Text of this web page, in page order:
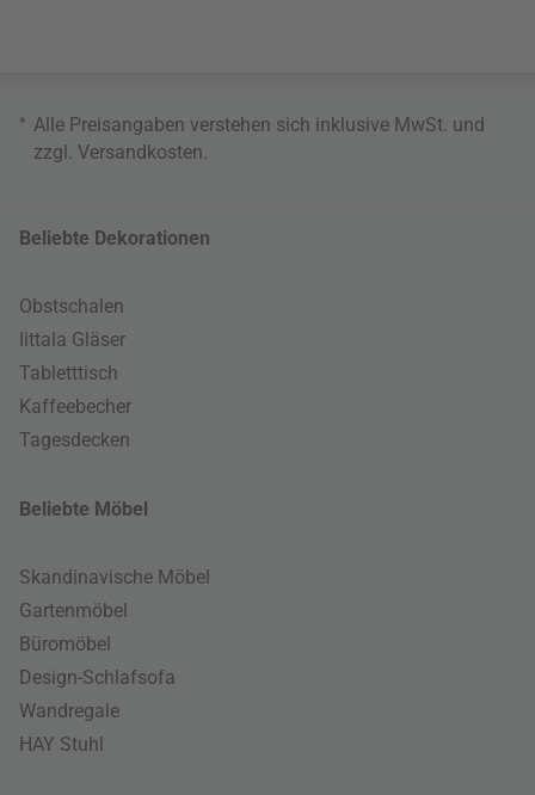
* Alle Preisangaben verstehen sich inklusive MwSt. und
zzgl. Versandkosten
Beliebte Dekorationen
Obstschalen
Iittala Gläser
Tabletttisch
Kaffeebecher
Tagesdecken
Beliebte Möbel
Skandinavische Möbel
Gartenmöbel
Büromöbel
Design-Schlafsofa
Wandregale
HAY Stuhl